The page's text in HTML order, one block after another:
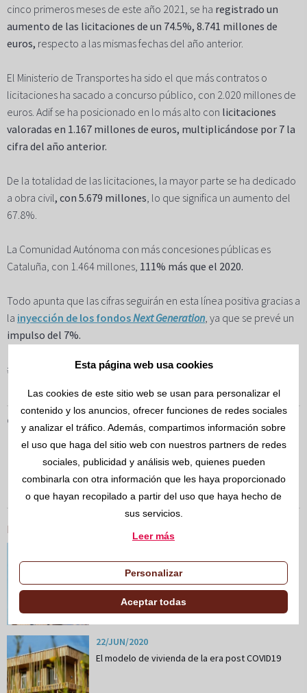
cinco primeros meses de este año 2021, se ha registrado un
aumento de las licitaciones de un 74.5%, 8.741 millones de
euros, respecto a las mismas fechas del año anterior.
El Ministerio de Transportes ha sido el que más contratos o
licitaciones ha sacado a concurso público, con 2.020 millones de
euros. Adif se ha posicionado en lo más alto con licitaciones
valoradas en 1.167 millones de euros, multiplicándose por 7 la
cifra del año anterior.
De la totalidad de las licitaciones, la mayor parte se ha dedicado
a obra civil, con 5.679 millones, lo que significa un aumento del
67.8%.
La Comunidad Autónoma con más concesiones públicas es
Cataluña, con 1.464 millones, 111% más que el 2020.
Todo apunta que las cifras seguirán en esta línea positiva gracias a
la inyección de los fondosNext Generation, ya que se prevé un
impulso del 7%.
#comeDiBuild #eDiversaGroup #obrapublica #construccion
CATEGORÍAS
OBRA PÚBLICA ADMINISTRACIÓN PÚBLICA
REHABILITACIÓN OBRA NUEVA CONSTRUCCIÓN
Noticias relacionadas
Los promotores inmobiliarios presentan un plan
para reactivar la construcción
22/JUN/2020
El modelo de vivienda de la era post COVID19
Esta página web usa cookies
Las cookies de este sitio web se usan para personalizar el
contenido y los anuncios, ofrecer funciones de redes sociales
y analizar el tráfico. Además, compartimos información sobre
el uso que haga del sitio web con nuestros partners de redes
sociales, publicidad y análisis web, quienes pueden
combinarla con otra información que les haya proporcionado
o que hayan recopilado a partir del uso que haya hecho de
sus servicios.
Leer más
Personalizar
Aceptar todas